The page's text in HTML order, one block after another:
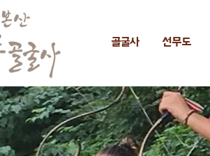
골굴사 선무도